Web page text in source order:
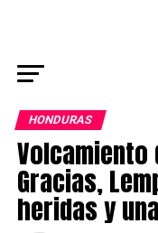
HONDURAS
Volcamiento
Gracias,
heridas y